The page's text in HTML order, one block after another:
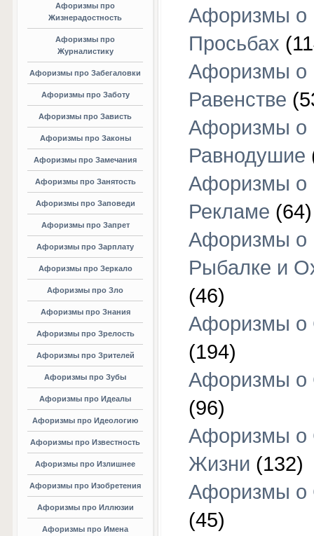
Афоризмы про
Жизнерадостность
Афоризмы про
Журналистику
Афоризмы про Забегаловки
Афоризмы про Заботу
Афоризмы про Зависть
Афоризмы про Законы
Афоризмы про Замечания
Афоризмы про Занятость
Афоризмы про Заповеди
Афоризмы про Запрет
Афоризмы про Зарплату
Афоризмы про Зеркало
Афоризмы про Зло
Афоризмы про Знания
Афоризмы про Зрелость
Афоризмы про Зрителей
Афоризмы про Зубы
Афоризмы про Идеалы
Афоризмы про Идеологию
Афоризмы про Известность
Афоризмы про Излишнее
Афоризмы про Изобретения
Афоризмы про Иллюзии
Афоризмы про Имена
Афоризмы о
Просьбах
Афоризмы о
Равенстве
Афоризмы о
Равнодушие
Афоризмы о
Рекламе (64)
Афоризмы о
Рыбалке и
(46)
Афоризмы о
(194)
Афоризмы о
(96)
Афоризмы о
Жизни (132)
Афоризмы о
(45)